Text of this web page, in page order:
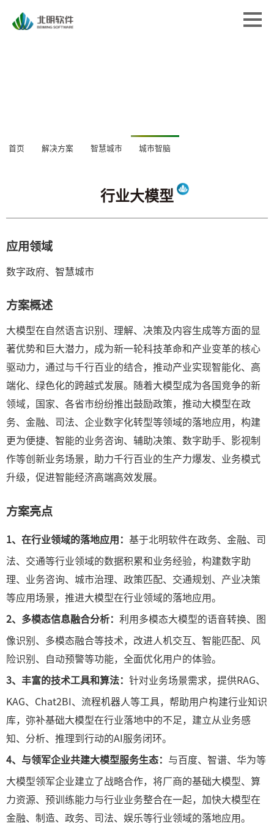
经典案例
关于北明
首页 解决方案 智慧城市 城市智脑
行业大模型
应用领域
数字政府、智慧城市
方案概述
大模型在自然语言识别、理解、决策及内容生成等方面的显
著优势和巨大潜力，成为新一轮科技革命和产业变革的核心
驱动力，通过与千行百业的结合，推动产业实现智能化、高
端化、绿色化的跨越式发展。随着大模型成为各国竞争的新
领域，国家、各省市纷纷推出鼓励政策，推动大模型在政
务、金融、司法、企业数字化转型等领域的落地应用，构建
更为便捷、智能的业务咨询、辅助决策、数字助手、影视制
作等创新业务场景，助力千行百业的生产力爆发、业务模式
升级，促进智能经济高端高效发展。
方案亮点
1、在行业领域的落地应用： 基于北明软件在政务、金融、司
法、交通等行业领域的数据积累和业务经验，构建数字助
理、业务咨询、城市治理、政策匹配、交通规划、产业决策
等应用场景，推进大模型在行业领域的落地应用。
2、多模态信息融合分析： 利用多模态大模型的语音转换、图
像识别、多模态融合等技术，改进人机交互、智能匹配、风
险识别、自动预警等功能，全面优化用户的体验。
3、丰富的技术工具和算法： 针对业务场景需求，提供RAG、
KAG、Chat2BI、流程机器人等工具，帮助用户构建行业知识
库，弥补基础大模型在行业落地中的不足，建立从业务感
知、分析、推理到行动的AI服务闭环。
4、与领军企业共建大模型服务生态： 与百度、智谱、华为等
大模型领军企业建立了战略合作，将厂商的基础大模型、算
力资源、预训练能力与行业业务整合在一起，加快大模型在
金融、制造、政务、司法、娱乐等行业领域的落地应用。